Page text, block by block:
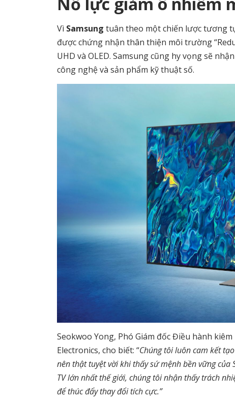
Vì Samsung tuân theo một chiến lược tương
được chứng nhận thân thiện môi trường
UHD và OLED. Samsung cũng hy vọng sẽ
công nghệ và sản phẩm kỹ thuật số.
Seokwoo Yong, Phó Giám đốc Điều hành
Electronics, cho biết: “Chúng tôi luôn cam kết
nên thật tuyệt vời khi thấy sứ mệnh bền vững
TV lớn nhất thế giới, chúng tôi nhận thấy trách
để thúc đẩy thay đổi tích cực.”